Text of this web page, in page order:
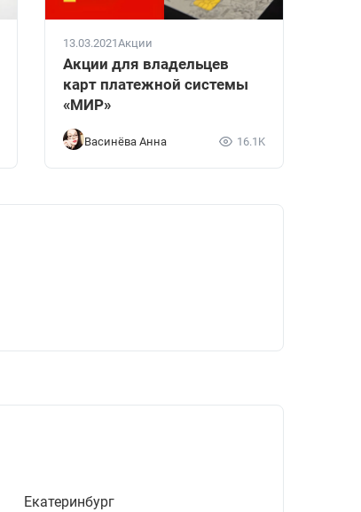
13.03.2021Акции
Акции для владельцев
карт платежной системы
«МИР»
Васинёва Анна 16.1K
Екатеринбург